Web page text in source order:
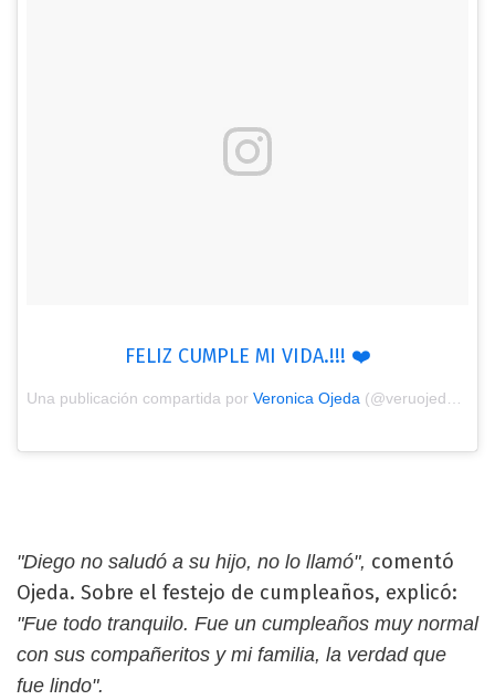
FELIZ CUMPLE MI VIDA.!!! ❤️
Una publicación compartida por Veronica Ojeda (@veruojeda25) el
"Diego no saludó a su hijo, no lo llamó", comentó
Ojeda. Sobre el festejo de cumpleaños, explicó:
"Fue todo tranquilo. Fue un cumpleaños muy normal
con sus compañeritos y mi familia, la verdad que
fue lindo".